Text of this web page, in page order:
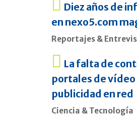
Diez años de
en nexo5.com
Reportajes &
La falta de
portales de vídeo
publicidad en red
Ciencia & Tecnología